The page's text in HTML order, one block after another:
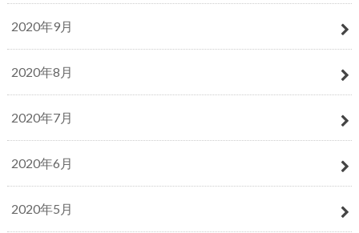
2020年9月
2020年8月
2020年7月
2020年6月
2020年5月